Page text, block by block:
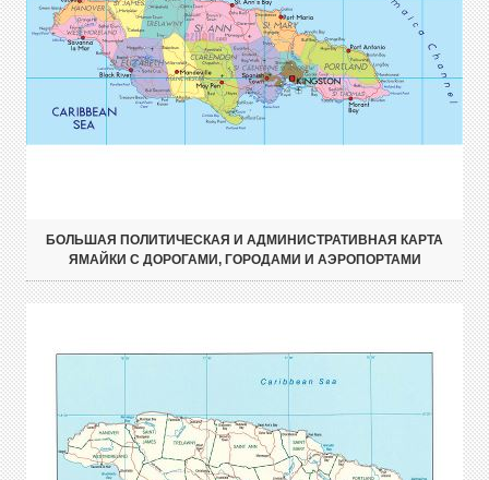
БОЛЬШАЯ ПОЛИТИЧЕСКАЯ И АДМИНИСТРАТИВНАЯ КАРТА
ЯМАЙКИ С ДОРОГАМИ, ГОРОДАМИ И АЭРОПОРТАМИ